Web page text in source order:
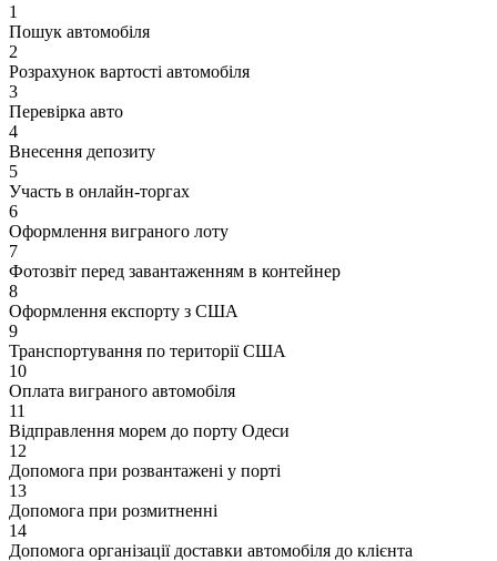
1
Пошук автомобіля
2
Розрахунок вартості автомобіля
3
Перевірка авто
4
Внесення депозиту
5
Участь в онлайн-торгах
6
Оформлення виграного лоту
7
Фотозвіт перед завантаженням в контейнер
8
Оформлення експорту з США
9
Транспортування по території США
10
Оплата виграного автомобіля
11
Відправлення морем до порту Одеси
12
Допомога при розвантажені у порті
13
Допомога при розмитненні
14
Допомога організації доставки автомобіля до клієнта